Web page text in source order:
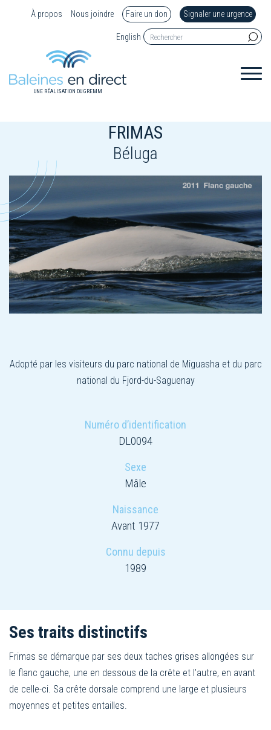
À propos Nous joindre Faire un don Signaler une urgence
English
UNE RÉALISATION DU GREMM
FRIMAS
Béluga
Adopté par les visiteurs du parc national de Miguasha et du parc
national du Fjord-du-Saguenay
Numéro d’identification
DL0094
Sexe
Mâle
Naissance
Avant 1977
Connu depuis
1989
Ses traits distinctifs
Frimas se démarque par ses deux taches grises allongées sur
le flanc gauche, une en dessous de la crête et l’autre, en avant
de celle-ci. Sa crête dorsale comprend une large et plusieurs
moyennes et petites entailles.